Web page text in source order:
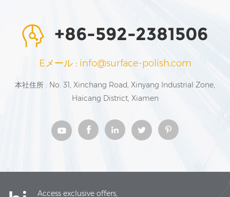
+86-592-2381506
Eメール : info@surface-polish.com
本社住所 : No. 31, Xinchang Road, Xinyang Industrial Zone,
Haicang District, Xiamen
Access exclusive offers,